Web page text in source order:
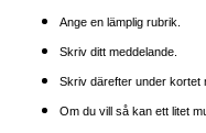
Ange en lämplig rubrik.
Skriv ditt meddelande.
Skriv därefter under kortet
Om du vill så kan ett litet